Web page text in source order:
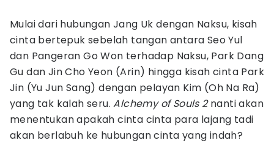
Mulai dari hubungan Jang Uk dengan Naksu, kisah
cinta bertepuk sebelah tangan antara Seo Yul
dan Pangeran Go Won terhadap Naksu, Park Dang
Gu dan Jin Cho Yeon (Arin) hingga kisah cinta Park
Jin (Yu Jun Sang) dengan pelayan Kim (Oh Na Ra)
yang tak kalah seru.Alchemy of Souls 2nanti akan
menentukan apakah cinta cinta para lajang tadi
akan berlabuh ke hubungan cinta yang indah?